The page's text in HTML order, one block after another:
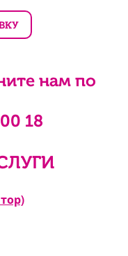
нам по
18